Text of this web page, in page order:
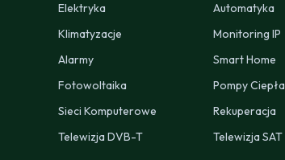
Elektryka
Automatyka
Klimatyzacje
Monitoring IP
Alarmy
Smart Home
Fotowoltaika
Pompy Ciepła
Sieci Komputerowe
Rekuperacja
Telewizja DVB-T
Telewizja SAT